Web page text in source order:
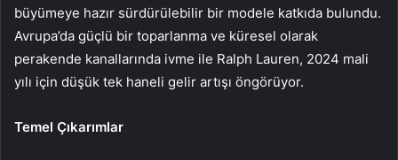
büyümeye hazır sürdürülebilir bir modele katkıda bulundu.
Avrupa’da güçlü bir toparlanma ve küresel olarak
perakende kanallarında ivme ile Ralph Lauren, 2024 mali
yılı için düşük tek haneli gelir artışı öngörüyor.
Temel Çıkarımlar